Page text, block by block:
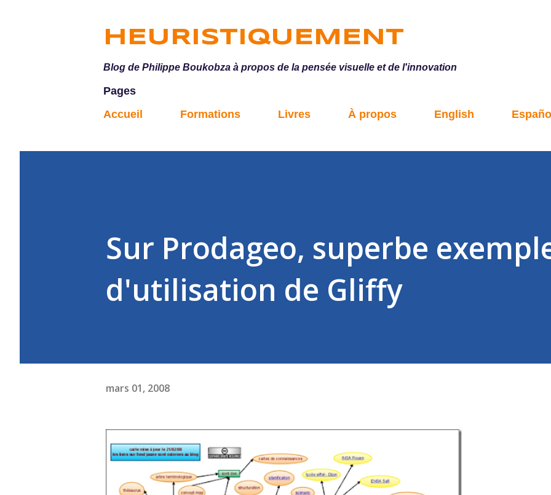
HEURISTIQUEMENT
Blog de Philippe Boukobza à propos de la pensée visuelle et de l'innovation
Pages
Accueil
Formations Livres À propos English
Sur Prodageo, superbe
d'utilisation de Gliffy
mars 01, 2008